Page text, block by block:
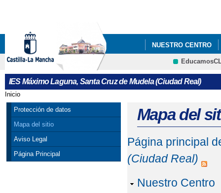
NUESTRO CENTRO
DEPARTAMENTOS
IES Máximo Laguna, Santa Cruz de Mudela (Ciudad Real)
Se encuentra usted aquí
Inicio
Protección de datos
Mapa del sitio
Aviso Legal
Página Principal
Mapa del
Página principal
(Ciudad Real)
Nuestro Centro